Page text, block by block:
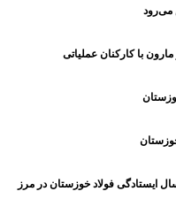
می‌رود
با کارکنان عملیاتی
چرخ‌دنده‌های صنعت تا مسیر عشق؛ ۱۰ سال ایستادگی فولاد خوزستان در مرز